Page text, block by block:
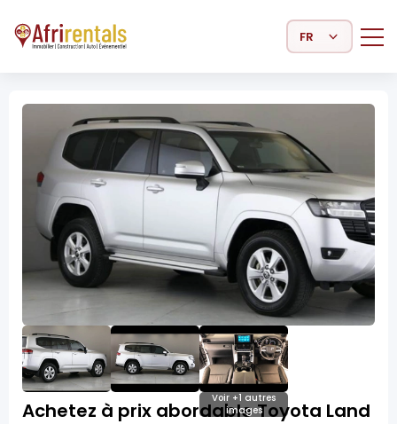
Select Language
Voir +1 autres
images
Achetez à prix abordable Toyota Land